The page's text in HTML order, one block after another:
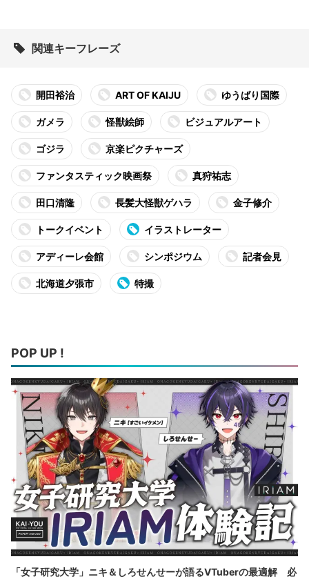
関連キーフレーズ
開田裕治 ART OF KAIJU ゆうばり国際
ガメラ 怪獣絵師 ビジュアルアート
ゴジラ 京楽ピクチャーズ
ファンタスティック映画祭 真狩祐志
田口清隆 長髪大怪獣ゲハラ 金子修介
トークイベント イラストレーター
アディーレ会館 シンポジウム 記者会見
北海道夕張市 特撮
POP UP !
「女子研究大学」ニキ＆しろせんせーが語るVTuberの最適解 必